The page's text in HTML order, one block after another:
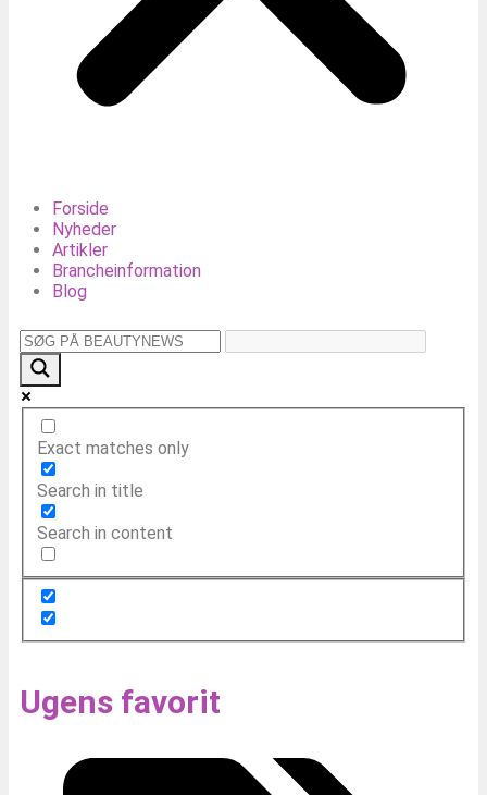
Forside
Nyheder
Artikler
Brancheinformation
Blog
Exact matches only
Search in title
Search in content
Ugens favorit